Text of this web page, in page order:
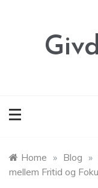
Home » Blog »
mellem Fritid og